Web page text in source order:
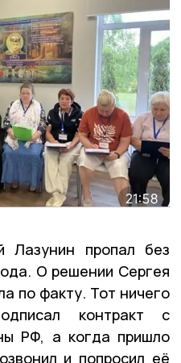
Лазунин пропал без
О решении Сергея
по факту. Тот ничего
контракт с
РФ, а когда пришло
и попросил её